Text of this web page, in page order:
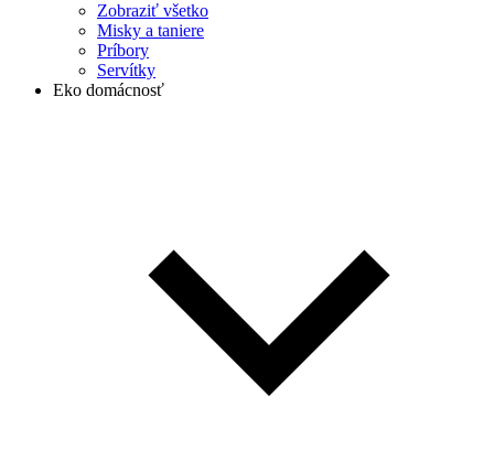
Zobraziť všetko
Misky a taniere
Príbory
Servítky
Eko domácnosť